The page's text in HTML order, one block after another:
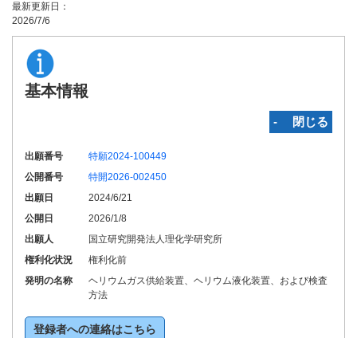
最新更新日：
2026/7/6
基本情報
‐ 閉じる
出願番号
特願2024-100449
公開番号
特開2026-002450
出願日
2024/6/21
公開日
2026/1/8
出願人
国立研究開発法人理化学研究所
権利化状況
権利化前
発明の名称
ヘリウムガス供給装置、ヘリウム液化装置、および検査
方法
登録者への連絡はこちら